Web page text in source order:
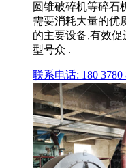
圆锥破碎机等碎石
需要消耗大量的优
的主要设备,有效
型号众 .
联系电话: 180 3780